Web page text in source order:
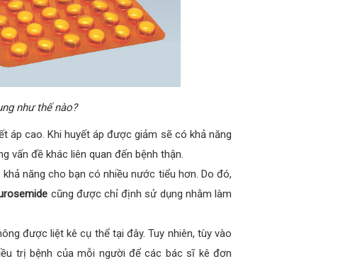
như thế nào?
áp cao. Khi huyết áp được giảm sẽ có khả năng
vấn đề khác liên quan đến bệnh thận.
năng cho bạn có nhiều nước tiểu hơn. Do đó,
cũng được chỉ định sử dụng nhằm làm
được liệt kê cụ thể tại đây. Tuy nhiên, tùy vào
trị bệnh của mỗi người để các bác sĩ kê đơn